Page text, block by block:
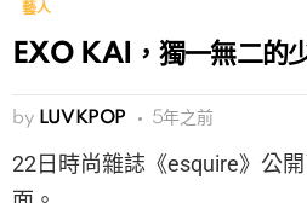
藝人
EXO KAI，獨一無二的
by LUVKPOP 5年之前
22日時尚雜誌《esquire》公